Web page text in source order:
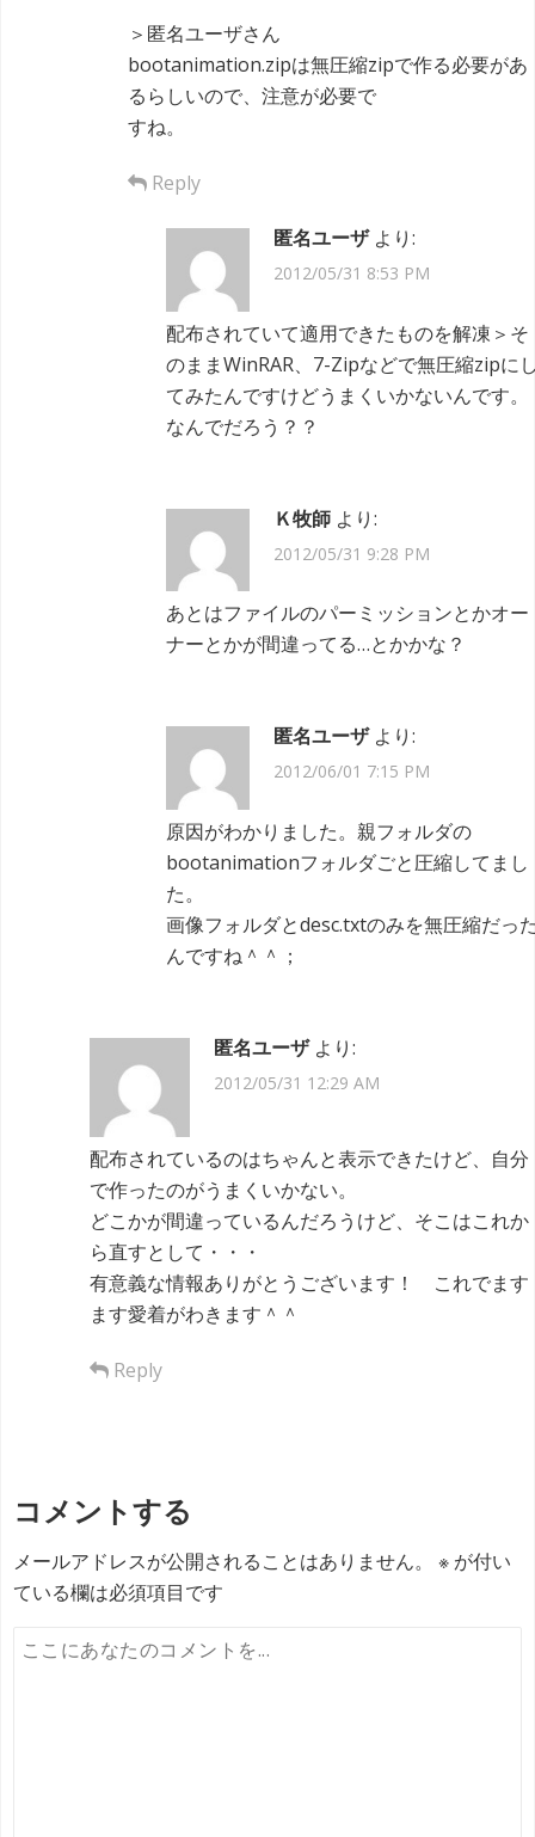
＞匿名ユーザさん
bootanimation.zipは無圧縮zipで作る必要があ
るらしいので、注意が必要で
すね。
Reply
匿名ユーザ より:
2012/05/31 8:53 PM
配布されていて適用できたものを解凍＞そ
のままWinRAR、7-Zipなどで無圧縮zipに
てみたんですけどうまくいかないんです。
なんでだろう？？
Ｋ牧師 より:
2012/05/31 9:28 PM
あとはファイルのパーミッションとかオー
ナーとかが間違ってる…とかかな？
匿名ユーザ より:
2012/06/01 7:15 PM
原因がわかりました。親フォルダの
bootanimationフォルダごと圧縮してまし
た。
画像フォルダとdesc.txtのみを無圧縮だっ
んですね＾＾；
匿名ユーザ より:
2012/05/31 12:29 AM
配布されているのはちゃんと表示できたけど、自分
で作ったのがうまくいかない。
どこかが間違っているんだろうけど、そこはこれか
ら直すとして・・・
有意義な情報ありがとうございます！ これでます
ます愛着がわきます＾＾
Reply
コメントする
メールアドレスが公開されることはありません。 ※ が付い
ている欄は必須項目です